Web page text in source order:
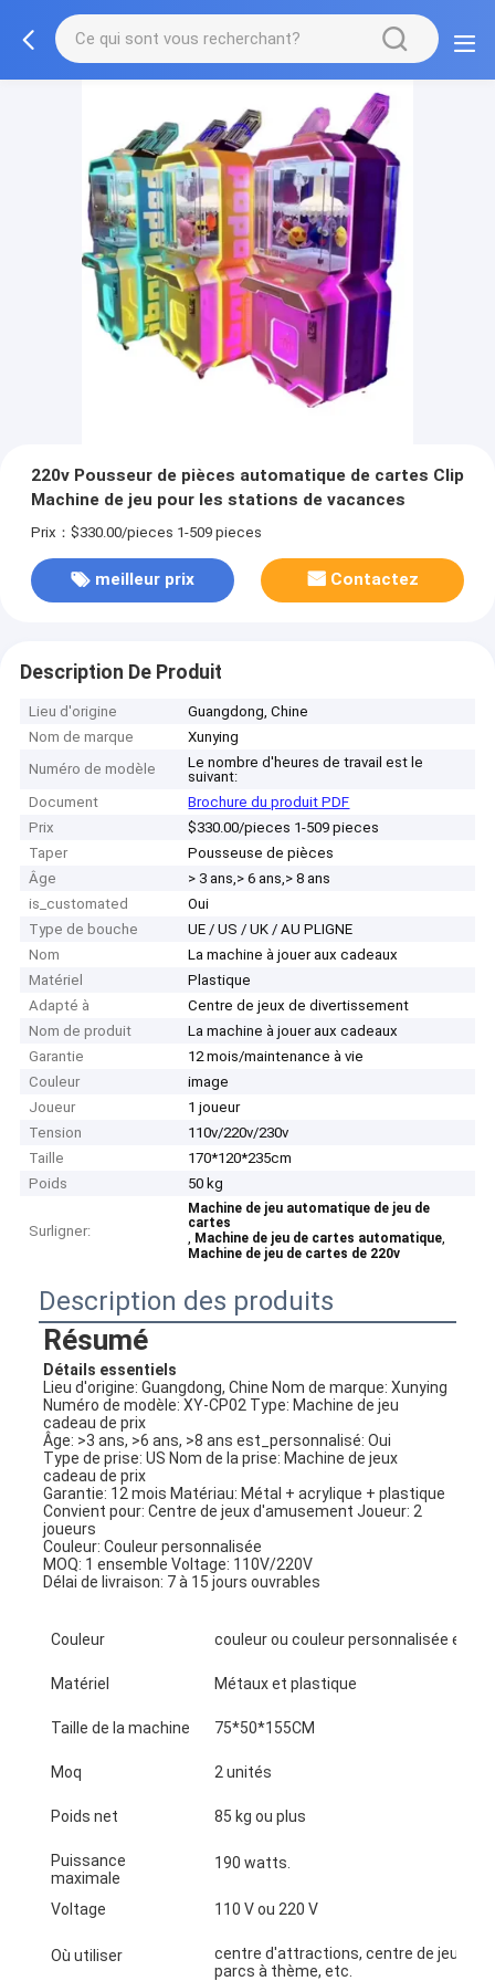
220v Pousseur de pièces automatique de cartes Clip
Machine de jeu pour les stations de vacances
Prix：$330.00/pieces 1-509 pieces
meilleur prix Contactez
Description De Produit
Lieu d'origine
Guangdong, Chine
Nom de marque
Xunying
Numéro de modèle
Le nombre d'heures de travail est le
suivant:
Document
Brochure du produit PDF
Prix
$330.00/pieces 1-509 pieces
Taper
Pousseuse de pièces
Âge
> 3 ans,> 6 ans,> 8 ans
is_customated
Oui
Type de bouche
UE / US / UK / AU PLIGNE
Nom
La machine à jouer aux cadeaux
Matériel
Plastique
Adapté à
Centre de jeux de divertissement
Nom de produit
La machine à jouer aux cadeaux
Garantie
12 mois/maintenance à vie
Couleur
image
Joueur
1 joueur
Tension
110v/220v/230v
Taille
170*120*235cm
Poids
50 kg
Surligner:
Machine de jeu automatique de jeu de
cartes
, Machine de jeu de cartes automatique,
Machine de jeu de cartes de 220v
Description des produits
Résumé
Détails essentiels
Lieu d'origine: Guangdong, Chine Nom de marque: Xunying
Numéro de modèle: XY-CP02 Type: Machine de jeu
cadeau de prix
Âge: >3 ans, >6 ans, >8 ans est_personnalisé: Oui
Type de prise: US Nom de la prise: Machine de jeux
cadeau de prix
Garantie: 12 mois Matériau: Métal + acrylique + plastique
Convient pour: Centre de jeux d'amusement Joueur: 2
joueurs
Couleur: Couleur personnalisée
MOQ: 1 ensemble Voltage: 110V/220V
Délai de livraison: 7 à 15 jours ouvrables
Couleur couleur ou couleur personnalisée est
Matériel Métaux et plastique
Taille de la machine 75*50*155CM
Moq 2 unités
Poids net 85 kg ou plus
Puissance
maximale
190 watts.
Voltage 110 V ou 220 V
Où utiliser
centre d'attractions, centre de jeux,
parcs à thème, etc.